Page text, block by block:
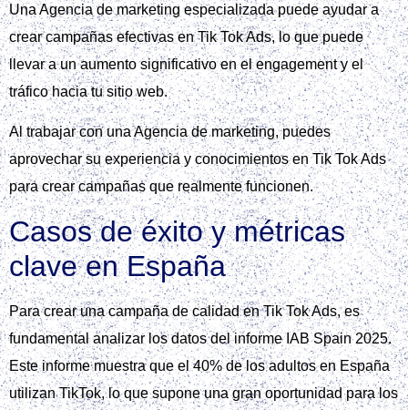
que una Agencia de marketing puede ser de gran ayuda.
Puedes encontrar más información sobre cómo evitar
errores comunes en campañas de Meta Ads y aplicarlas a
tus estrategias en Tik tok ads enexternal.
Al trabajar con una Agencia de marketing y seguir las
mejores prácticas, puedes maximizar el potencial de tus
campañas en Tik tok ads y alcanzar tus objetivos de manera
efectiva.
Recuerda que la clave para el éxito en Tik tok ads radica en
la combinación de estrategia, creatividad y seguimiento
constante, elementos que una Agencia de marketing puede
ayudarte a desarrollar y mejorar.
Cómo una agencia de